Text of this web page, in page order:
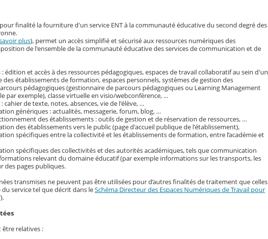
finalité la fourniture d'un service ENT à la communauté éducative du second degré des
plus), permet un accès simplifié et sécurisé aux ressources numériques des
de l'ensemble de la communauté éducative des services de communication et de
édition et accès à des ressources pédagogiques, espaces de travail collaboratif au sein d'un
établissements de formation, espaces personnels, systèmes de gestion des
pédagogiques (gestionnaire de parcours pédagogiques ou Learning Management
par exemple), classe virtuelle en visio/webconférence, …
cahier de texte, notes, absences, vie de l'élève, …
génériques : actualités, messagerie, forum, blog, …
des établissements : outils de gestion et de réservation de ressources, …
des établissements vers le public (page d'accueil publique de l'établissement),
spécifiques entre la collectivité et les établissements de formation, entre l’académie et
spécifiques des collectivités et des autorités académiques, tels que communication
relevant du domaine éducatif (par exemple informations sur les transports, les
des pages publiques.
transmises ne peuvent pas être utilisées pour d’autres finalités de traitement que celles
service tel que décrit dans leSchéma Directeur des Espaces Numériques de Travail pour
être relatives :